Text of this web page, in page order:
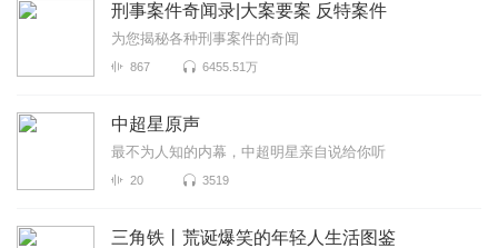
刑事案件奇闻录|大案要案 反特案件
为您揭秘各种刑事案件的奇闻
867 6455.51万
中超星原声
最不为人知的内幕，中超明星亲自说给你听
20 3519
三角铁丨荒诞爆笑的年轻人生活图鉴